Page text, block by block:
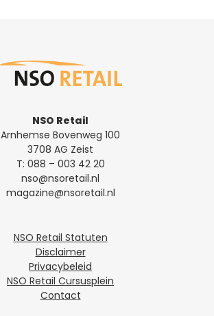
NSO Retail
Arnhemse Bovenweg 100
3708 AG Zeist
T: 088 – 003 42 20
nso@nsoretail.nl
magazine@nsoretail.nl
NSO Retail Statuten
Disclaimer
Privacybeleid
NSO Retail Cursusplein
Contact